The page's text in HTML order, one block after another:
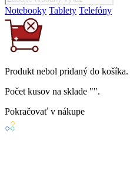
Notebooky Tablety Telefóny
Produkt nebol pridaný do košíka.
Počet kusov na sklade "".
Pokračovať v nákupe